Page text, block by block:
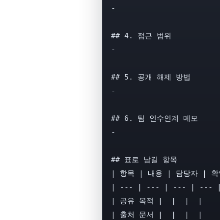
-
## 4. 접근 범위
-
## 5. 공개 해제 방법
-
## 6. 팀 인수인계 메모
-
## 표로 남길 항목
| 항목 | 내용 | 담당자 | 확
| --- | --- | --- | --- |
| 공유 목적 |  |  |  |
| 출처 문서 |  |  |  |